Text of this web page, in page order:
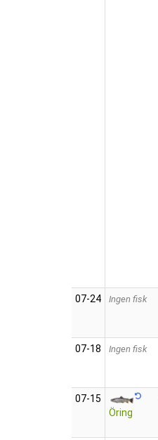
07‑24 Ingen fisk
07‑18 Ingen fisk
07‑15
Öring